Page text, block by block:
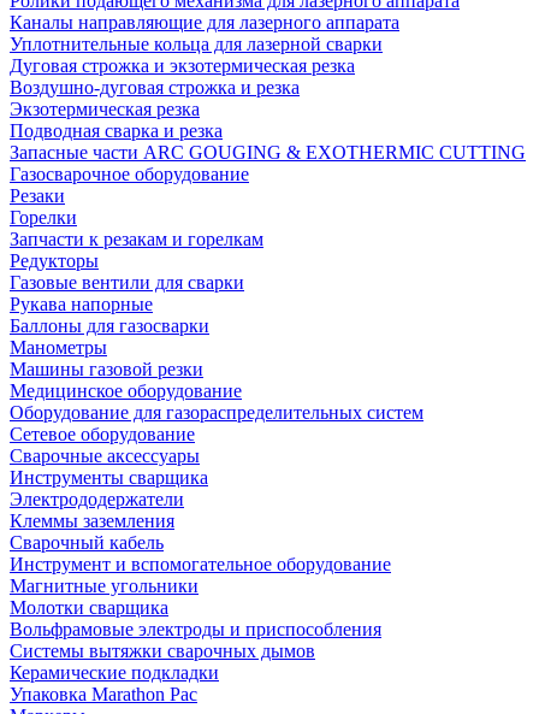
Каналы направляющие для лазерного аппарата
Уплотнительные кольца для лазерной сварки
Дуговая строжка и экзотермическая резка
Воздушно-дуговая строжка и резка
Экзотермическая резка
Подводная сварка и резка
Запасные части ARC GOUGING & EXOTHERMIC CUTTING
Газосварочное оборудование
Резаки
Горелки
Запчасти к резакам и горелкам
Редукторы
Газовые вентили для сварки
Рукава напорные
Баллоны для газосварки
Манометры
Машины газовой резки
Медицинское оборудование
Оборудование для газораспределительных систем
Сетевое оборудование
Сварочные аксессуары
Инструменты сварщика
Электрододержатели
Клеммы заземления
Сварочный кабель
Инструмент и вспомогательное оборудование
Магнитные угольники
Молотки сварщика
Вольфрамовые электроды и приспособления
Системы вытяжки сварочных дымов
Керамические подкладки
Упаковка Marathon Pac